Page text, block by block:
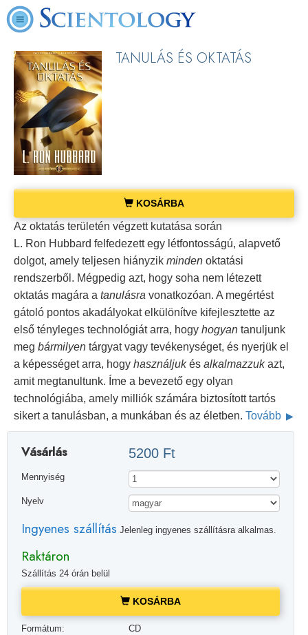
TANULÁS ÉS OKTATÁS
KOSÁRBA
Az oktatás területén végzett kutatása során
L. Ron Hubbard felfedezett egy létfontosságú, alapvető
dolgot, amely teljesen hiányzik minden oktatási
rendszerből. Mégpedig azt, hogy soha nem létezett
oktatás magára a tanulásra vonatkozóan. A megértést
gátoló pontos akadályokat elkülönítve kifejlesztette az
első tényleges technológiát arra, hogy hogyan tanuljunk
meg bármilyen tárgyat vagy tevékenységet, és nyerjük el
a képességet arra, hogy használjukés alkalmazzukazt,
amit megtanultunk. Íme a bevezető egy olyan
technológiába, amely milliók számára biztosított tartós
sikert a tanulásban, a munkában és az életben. Tovább
Vásárlás 5200 Ft
Mennyiség
Nyelv
Ingyenes szállítás Jelenleg ingyenes szállításra alkalmas.
Raktáron
Szállítás 24 órán belül
KOSÁRBA
Formátum:
CD